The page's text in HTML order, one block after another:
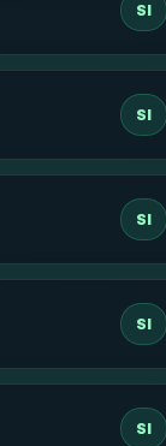
SI
SI
SI
SI
SI